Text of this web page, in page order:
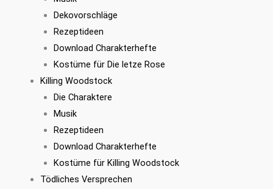
Dekovorschläge
Rezeptideen
Download Charakterhefte
Kostüme für Die letze Rose
Killing Woodstock
Die Charaktere
Musik
Rezeptideen
Download Charakterhefte
Kostüme für Killing Woodstock
Tödliches Versprechen